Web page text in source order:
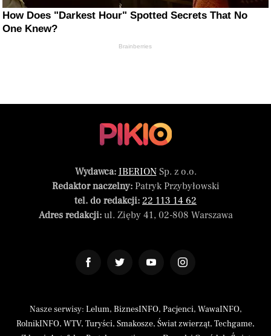
How Does "Darkest Hour" Spotted Secrets That No
One Knew?
Brainberries
Wydawca: IBERIONSp. z o.o.
Redaktor naczelny:Patryk Przybyłowski
tel. do redakcji: 22 113 14 62
Adres redakcji:ul. Zięby 41, 02-808 Warszawa
Nasze serwisy: Lelum, BiznesINFO, Pacjenci, WawaINFO,
RolnikINFO, WTV, Turyści, Smakosze, Świat zwierząt, Techgame,